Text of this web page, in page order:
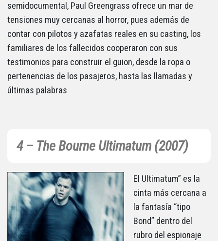
semidocumental, Paul Greengrass ofrece un mar de
tensiones muy cercanas al horror, pues además de
contar con pilotos y azafatas reales en su casting, los
familiares de los fallecidos cooperaron con sus
testimonios para construir el guion, desde la ropa o
pertenencias de los pasajeros, hasta las llamadas y
últimas palabras
4 – The Bourne Ultimatum (2007)
El Ultimatum” es la
cinta más cercana a
la fantasía “tipo
Bond” dentro del
rubro del espionaje